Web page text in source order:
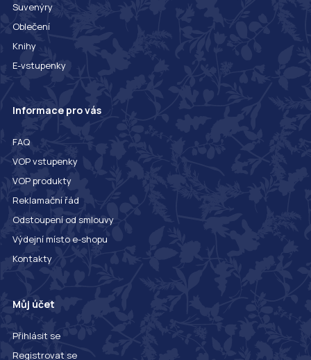
Suvenýry
Oblečení
Knihy
E-vstupenky
Informace pro vás
FAQ
VOP vstupenky
VOP produkty
Reklamační řád
Odstoupení od smlouvy
Výdejní místo e-shopu
Kontakty
Můj účet
Přihlásit se
Registrovat se